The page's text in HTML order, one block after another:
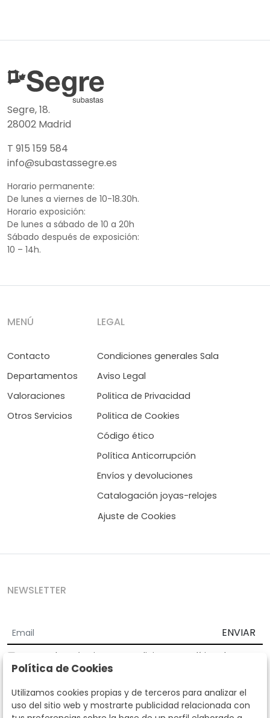
Segre, 18.
28002 Madrid
T 915 159 584
info@subastassegre.es
Horario permanente:
De lunes a viernes de 10-18.30h.
Horario exposición:
De lunes a sábado de 10 a 20h
Sábado después de exposición:
10 – 14h.
MENÚ
Contacto
Departamentos
Valoraciones
Otros Servicios
LEGAL
Condiciones generales Sala
Aviso Legal
Politica de Privacidad
Politica de Cookies
Código ético
Política Anticorrupción
Envíos y devoluciones
Catalogación joyas-relojes
Ajuste de Cookies
NEWSLETTER
ENVIAR
Acepto los Términos y Condiciones
Política de
privacidad
Según la LOPD y disposiciones de desarrollo, informamos que sus
datos personales serán tratados por parte de Subastas Segre con la
finalidad de gestionar la relación comercial. Puede ejercitar los
Política de Cookies
Utilizamos cookies propias y de terceros para analizar el
uso del sitio web y mostrarte publicidad relacionada con